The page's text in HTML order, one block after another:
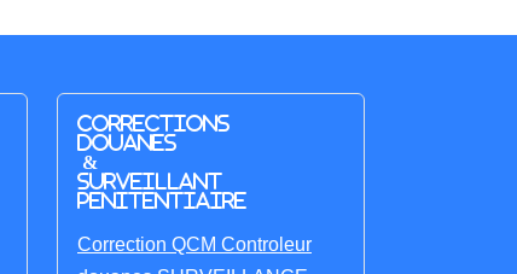
Corrections
Douanes
&
Surveillant
penitentiaire
Correction QCM Controleur